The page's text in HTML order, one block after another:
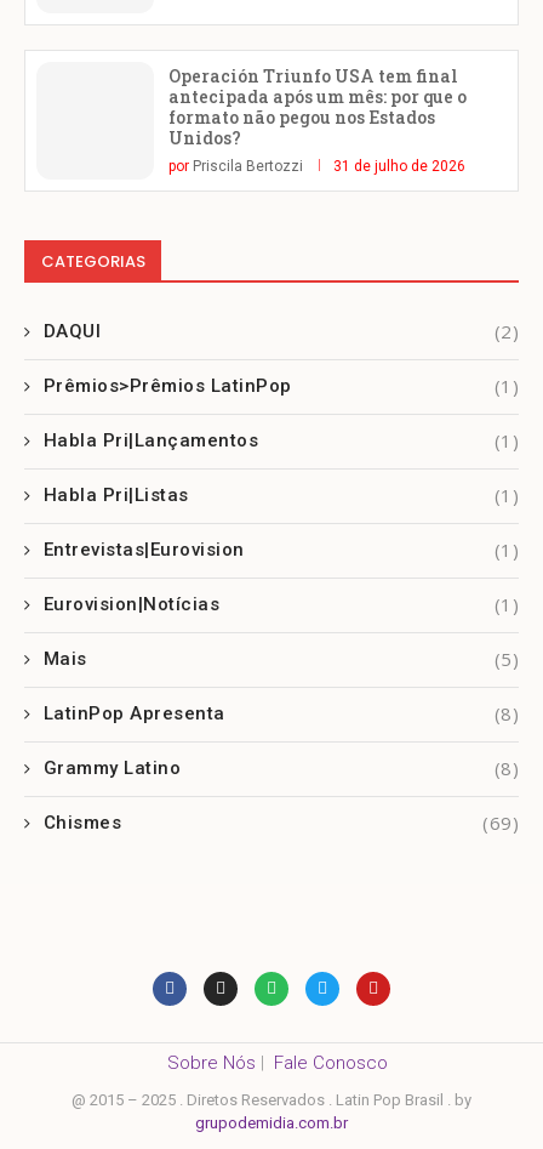
Operación Triunfo USA tem final
antecipada após um mês: por que o
formato não pegou nos Estados
Unidos?
por Priscila Bertozzi 31 de julho de 2026
CATEGORIAS
DAQUI (2)
Prêmios>Prêmios LatinPop (1)
Habla Pri|Lançamentos (1)
Habla Pri|Listas (1)
Entrevistas|Eurovision (1)
Eurovision|Notícias (1)
Mais (5)
LatinPop Apresenta (8)
Grammy Latino (8)
Chismes (69)
Sobre Nós | Fale Conosco
@ 2015 – 2025 . Diretos Reservados . Latin Pop Brasil . by
grupodemidia.com.br